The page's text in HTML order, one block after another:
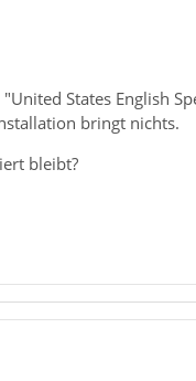
States English
bringt nichts.
bleibt?